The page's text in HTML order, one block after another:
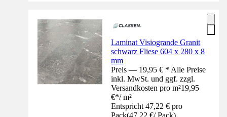
Laminat Visiogrande Granit
schwarz Fliese 604 x 280 x 8
mm
Preis — 19,95 € * Alle Preise
inkl. MwSt. und ggf. zzgl.
Versandkosten pro m²19,95
€*/ m²
Entspricht 47,22 € pro
Pack(47,22 €/ Pack)